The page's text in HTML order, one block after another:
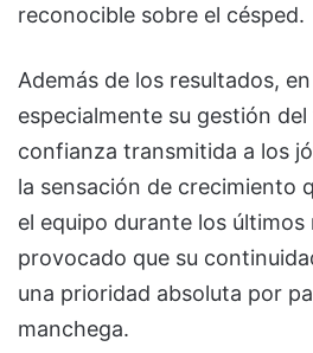
reconocible sobre el césped.
Además de los resultados,
especialmente su gestión
confianza transmitida a los
la sensación de crecimiento
el equipo durante los últimos
provocado que su
una prioridad absoluta por
manchega.